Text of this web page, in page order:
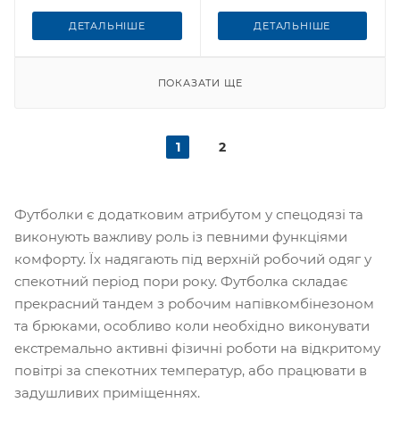
ДЕТАЛЬНІШЕ ДЕТАЛЬНІШЕ
ПОКАЗАТИ ЩЕ
1 2
Футболки є додатковим атрибутом у спецодязі та
виконують важливу роль із певними функціями
комфорту. Їх надягають під верхній робочий одяг у
спекотний період пори року. Футболка складає
прекрасний тандем з робочим напівкомбінезоном
та брюками, особливо коли необхідно виконувати
екстремально активні фізичні роботи на відкритому
повітрі за спекотних температур, або працювати в
задушливих приміщеннях.